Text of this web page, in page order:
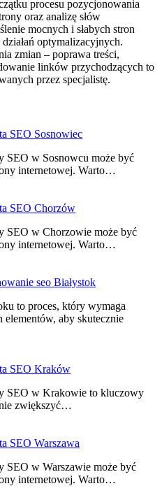
procesu pozycjonowania
oraz analizę słów
mocnych i słabych stron
optymalizacyjnych.
zmian – poprawa treści,
linków przychodzących to
przez specjalistę.
SEO Sosnowiec
SEO w Sosnowcu może być
internetowej. Warto…
SEO Chorzów
SEO w Chorzowie może być
internetowej. Warto…
seo Białystok
to proces, który wymaga
aby skutecznie
SEO Kraków
SEO w Krakowie to kluczowy
zwiększyć…
SEO Warszawa
SEO w Warszawie może być
internetowej. Warto…